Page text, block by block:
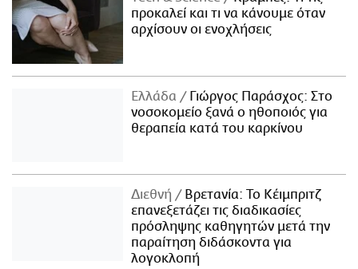
προκαλεί και τι να κάνουμε όταν
αρχίσουν οι ενοχλήσεις
Ελλάδα
Γιώργος Παράσχος: Στο
νοσοκομείο ξανά ο ηθοποιός για
θεραπεία κατά του καρκίνου
Διεθνή
Βρετανία: Το Κέιμπριτζ
επανεξετάζει τις διαδικασίες
πρόσληψης καθηγητών μετά την
παραίτηση διδάσκοντα για
λογοκλοπή